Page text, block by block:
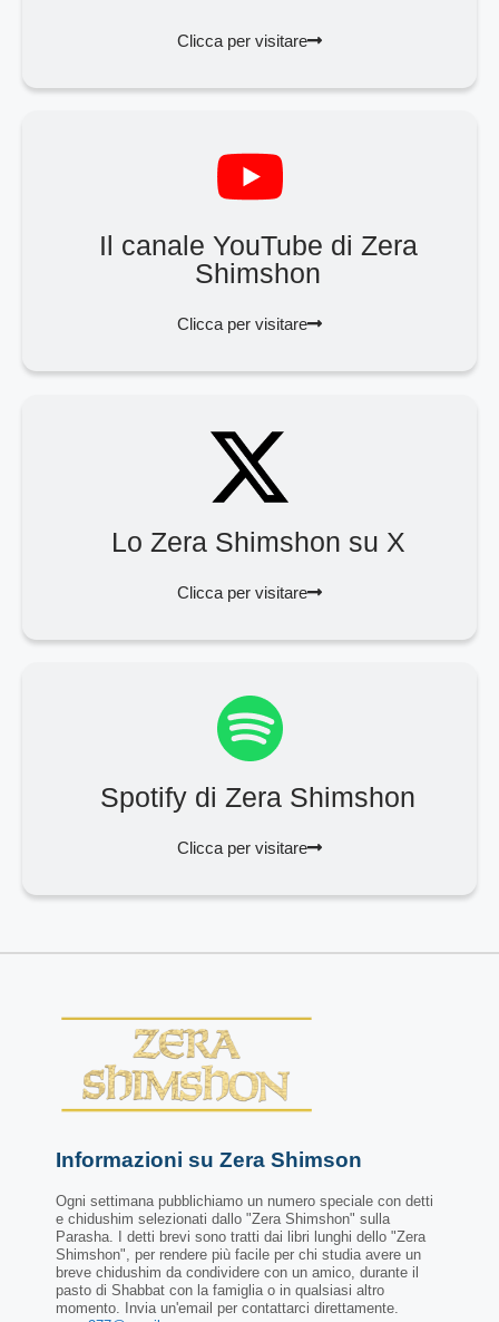
Clicca per visitare
Il canale YouTube di Zera
Shimshon
Clicca per visitare
Lo Zera Shimshon su X
Clicca per visitare
Spotify di Zera Shimshon
Clicca per visitare
Informazioni su Zera Shimson
Ogni settimana pubblichiamo un numero speciale con detti
e chidushim selezionati dallo "Zera Shimshon" sulla
Parasha. I detti brevi sono tratti dai libri lunghi dello "Zera
Shimshon", per rendere più facile per chi studia avere un
breve chidushim da condividere con un amico, durante il
pasto di Shabbat con la famiglia o in qualsiasi altro
momento. Invia un'email per contattarci direttamente.